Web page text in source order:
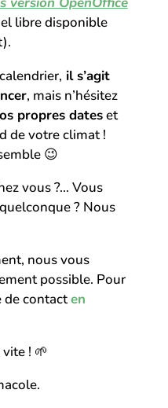
libre disponible
il s’agit
, mais n’hésitez
propres dateset
de votre climat !
😉
vous ?… Vous
? Nous
nous vous
possible. Pour
de contacten
! 🌱